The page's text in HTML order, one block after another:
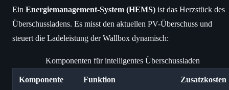
Ein Energiemanagement-System (HEMS) ist das Herzstück des
Überschussladens. Es misst den aktuellen PV-Überschuss und
steuert die Ladeleistung der Wallbox dynamisch:
Komponenten für intelligentes Überschussladen
Komponente Funktion Zusatzkosten